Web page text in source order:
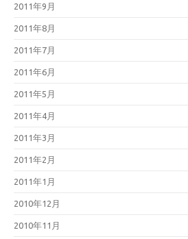
2011年9月
2011年8月
2011年7月
2011年6月
2011年5月
2011年4月
2011年3月
2011年2月
2011年1月
2010年12月
2010年11月